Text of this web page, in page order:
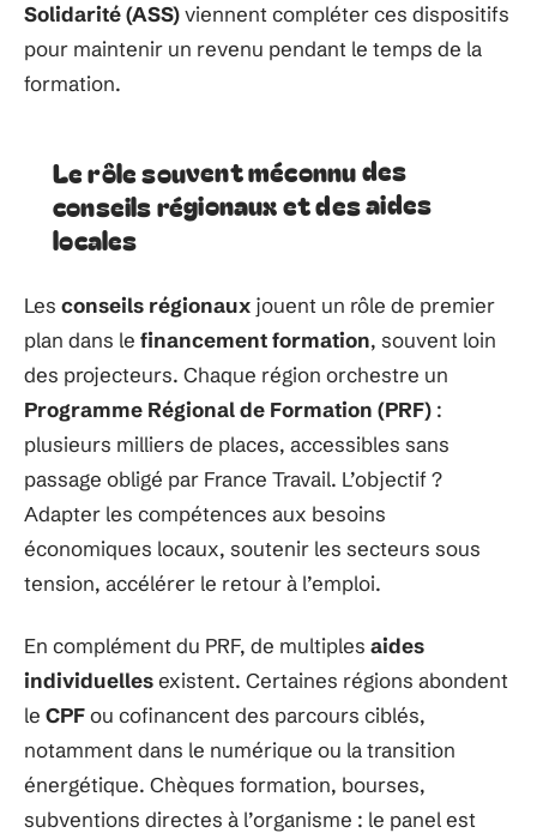
Solidarité (ASS)viennent compléter ces dispositifs
pour maintenir un revenu pendant le temps de la
formation.
Le rôle souvent méconnu des
conseils régionaux et des aides
locales
Les conseils régionaux jouent un rôle de premier
plan dans le financement formation, souvent loin
des projecteurs. Chaque région orchestre un
Programme Régional de Formation (PRF) :
plusieurs milliers de places, accessibles sans
passage obligé par France Travail. L’objectif ?
Adapter les compétences aux besoins
économiques locaux, soutenir les secteurs sous
tension, accélérer le retour à l’emploi.
En complément du PRF, de multiples aides
individuellesexistent. Certaines régions abondent
le CPFou cofinancent des parcours ciblés,
notamment dans le numérique ou la transition
énergétique. Chèques formation, bourses,
subventions directes à l’organisme : le panel est